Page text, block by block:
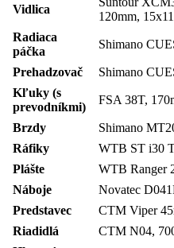
Vidlica
120mm,
Radiaca
páčka
Shimano
Prehadzovač
Shimano
Kľuky (s
prevodníkmi)
FSA 38T,
Brzdy
Shimano
Ráfiky
WTB ST i30
Plášte
WTB Ranger
Náboje
Novatec
Predstavec
CTM Viper
Riadidlá
CTM N04,